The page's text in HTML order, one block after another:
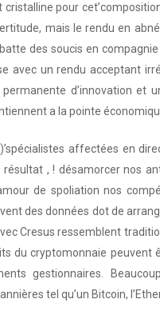
cristalline pour
mais le rendu en
des soucis en
avec un rendu acceptant
d’innovation et
a la pointe
affectées en
, ! désamorcer nos
de spoliation nos
des données dot de
Cresus ressemblent
du cryptomonnaie
gestionnaires.
tel qu’un Bitcoin,